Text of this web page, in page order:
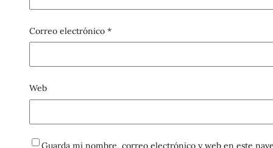
Correo electrónico *
Web
Guarda mi nombre, correo electrónico y web en este